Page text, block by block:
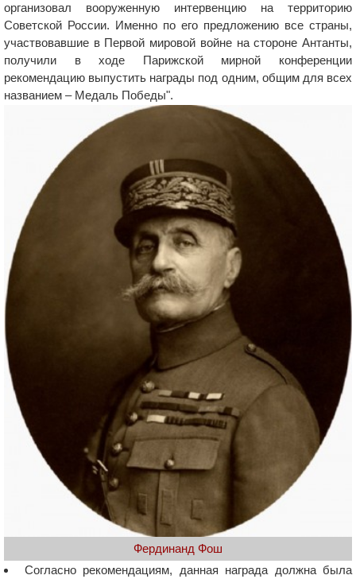
организовал вооруженную интервенцию на территорию
Советской России. Именно по его предложению все страны,
участвовавшие в Первой мировой войне на стороне Антанты,
получили в ходе Парижской мирной конференции
рекомендацию выпустить награды под одним, общим для всех
названием – Медаль Победы".
Фердинанд Фош
Согласно рекомендациям, данная награда должна была